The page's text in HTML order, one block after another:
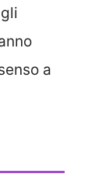
a